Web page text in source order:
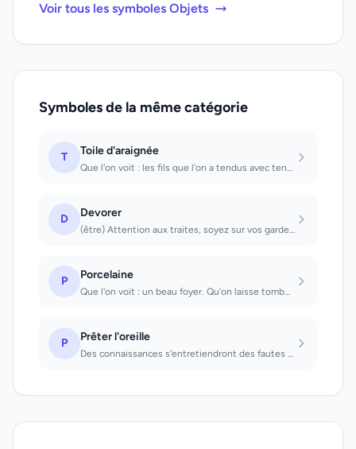
Voir tous les symboles Objets
Symboles de la même catégorie
T Toile d'araignée
Que l'on voit : les fils que l'on a tendus avec tendresse entre soi et des tiers...
D Devorer
(être) Attention aux traites, soyez sur vos gardes (voir) Protection puissante
P Porcelaine
Que l'on voit : un beau foyer. Qu'on laisse tomber : le bonheur est actuellement...
P Prêter l'oreille
Des connaissances s'entretiendront des fautes que l'on a commises.